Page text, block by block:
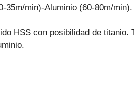
35m/min)-Aluminio (60-80m/min).
HSS con posibilidad de titanio.